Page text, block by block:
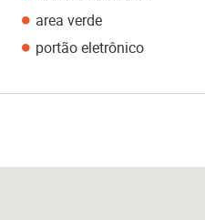
area verde
portão eletrônico